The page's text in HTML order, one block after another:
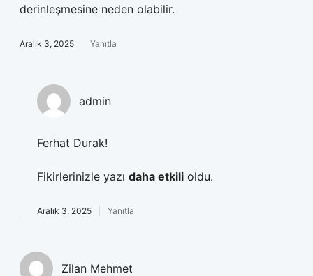
derinleşmesine neden olabilir.
Aralık 3, 2025 Yanıtla
admin
Ferhat Durak!
Fikirlerinizle yazı daha etkili oldu.
Aralık 3, 2025 Yanıtla
Zilan Mehmet